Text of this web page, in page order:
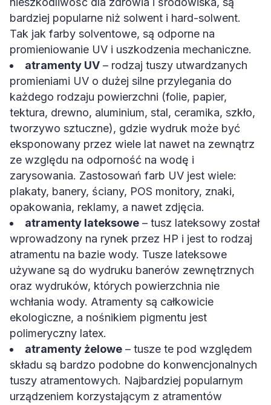
bardziej popularne niż solwent i hard-solwent.
Tak jak farby solventowe, są odporne na
promieniowanie UV i uszkodzenia mechaniczne.
atramenty UV – rodzaj tuszy utwardzanych
promieniami UV o dużej silne przylegania do
każdego rodzaju powierzchni (folie, papier,
tektura, drewno, aluminium, stal, ceramika, szkło,
tworzywo sztuczne), gdzie wydruk może być
eksponowany przez wiele lat nawet na zewnątrz
ze względu na odporność na wodę i
zarysowania. Zastosowań farb UV jest wiele:
plakaty, banery, ściany, POS monitory, znaki,
opakowania, reklamy, a nawet zdjęcia.
atramenty lateksowe – tusz lateksowy został
wprowadzony na rynek przez HP i jest to rodzaj
atramentu na bazie wody. Tusze lateksowe
używane są do wydruku banerów zewnętrznych
oraz wydruków, których powierzchnia nie
wchłania wody. Atramenty są całkowicie
ekologiczne, a nośnikiem pigmentu jest
polimeryczny latex.
atramenty żelowe – tusze te pod względem
składu są bardzo podobne do konwencjonalnych
tuszy atramentowych. Najbardziej popularnym
urządzeniem korzystającym z atramentów